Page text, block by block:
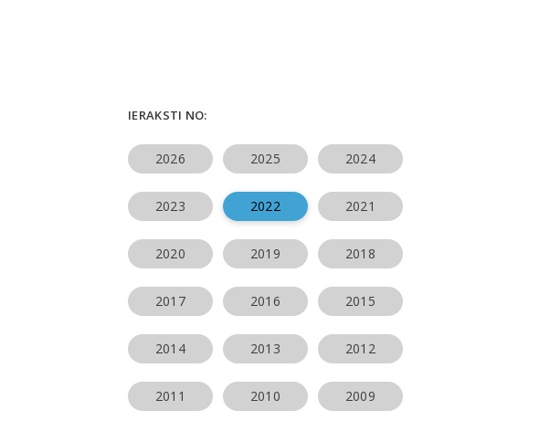
IERAKSTI NO:
2026 2025 2024
2023 2022 2021
2020 2019 2018
2017 2016 2015
2014 2013 2012
2011 2010 2009